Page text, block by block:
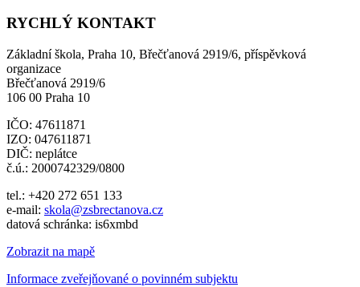
RYCHLÝ KONTAKT
Základní škola, Praha 10, Břečťanová 2919/6, příspěvková
organizace
Břečťanová 2919/6
106 00 Praha 10
IČO: 47611871
IZO: 047611871
DIČ: neplátce
č.ú.: 2000742329/0800
tel.: +420 272 651 133
e-mail: skola@zsbrectanova.cz
datová schránka: is6xmbd
Zobrazit na mapě
Informace zveřejňované o povinném subjektu